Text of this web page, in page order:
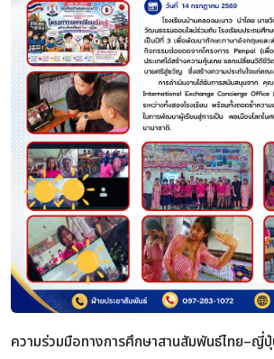
ความร่วมมือทางการศึกษาสานสัมพันธ์ไทย–ญี่